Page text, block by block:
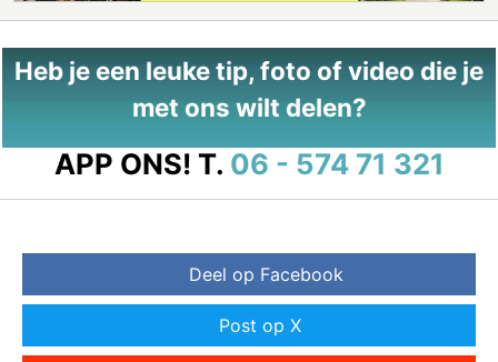
Heb je een leuke tip, foto of video die je
met ons wilt delen?
APP ONS! T. 06 - 574 71 321
Deel op Facebook
Post op X